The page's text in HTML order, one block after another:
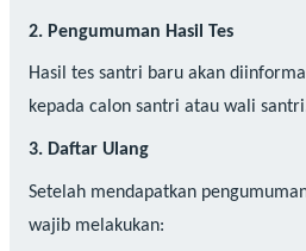
2. Pengumuman Hasil Tes
Hasil tes santri baru akan
kepada calon santri atau wali
3. Daftar Ulang
Setelah mendapatkan
wajib melakukan: